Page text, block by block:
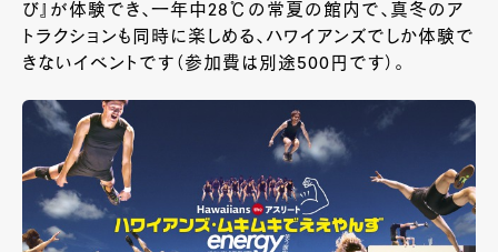
び』が体験でき、一年中28℃の常夏の館内で、真冬のア
トラクションも同時に楽しめる、ハワイアンズでしか体験で
きないイベントです（参加費は別途500円です）。